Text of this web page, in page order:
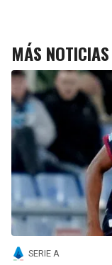
MÁS NOTICIAS
SERIE A